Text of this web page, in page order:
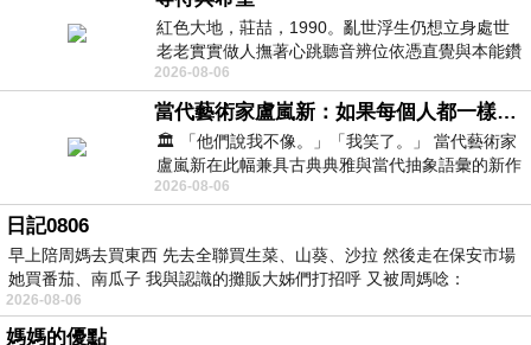
紅色大地，莊喆，1990。亂世浮生仍想立身處世
老老實實做人撫著心跳聽音辨位依憑直覺與本能鑽
向裂隙的亮處探索另一個心聲另一個共鳴的
2026-08-06
當代藝術家盧嵐新：如果每個人都一樣，這世界該有多無聊？
🏛️ 「他們說我不像。」「我笑了。」 當代藝術家
盧嵐新在此幅兼具古典典雅與當代抽象語彙的新作
中，以沈靜的藍色空間為背景，描繪了
2026-08-06
日記0806
早上陪周媽去買東西 先去全聯買生菜、山葵、沙拉 然後走在保安市場
她買番茄、南瓜子 我與認識的攤販大姊們打招呼 又被周媽唸：
2026-08-06
媽媽的優點